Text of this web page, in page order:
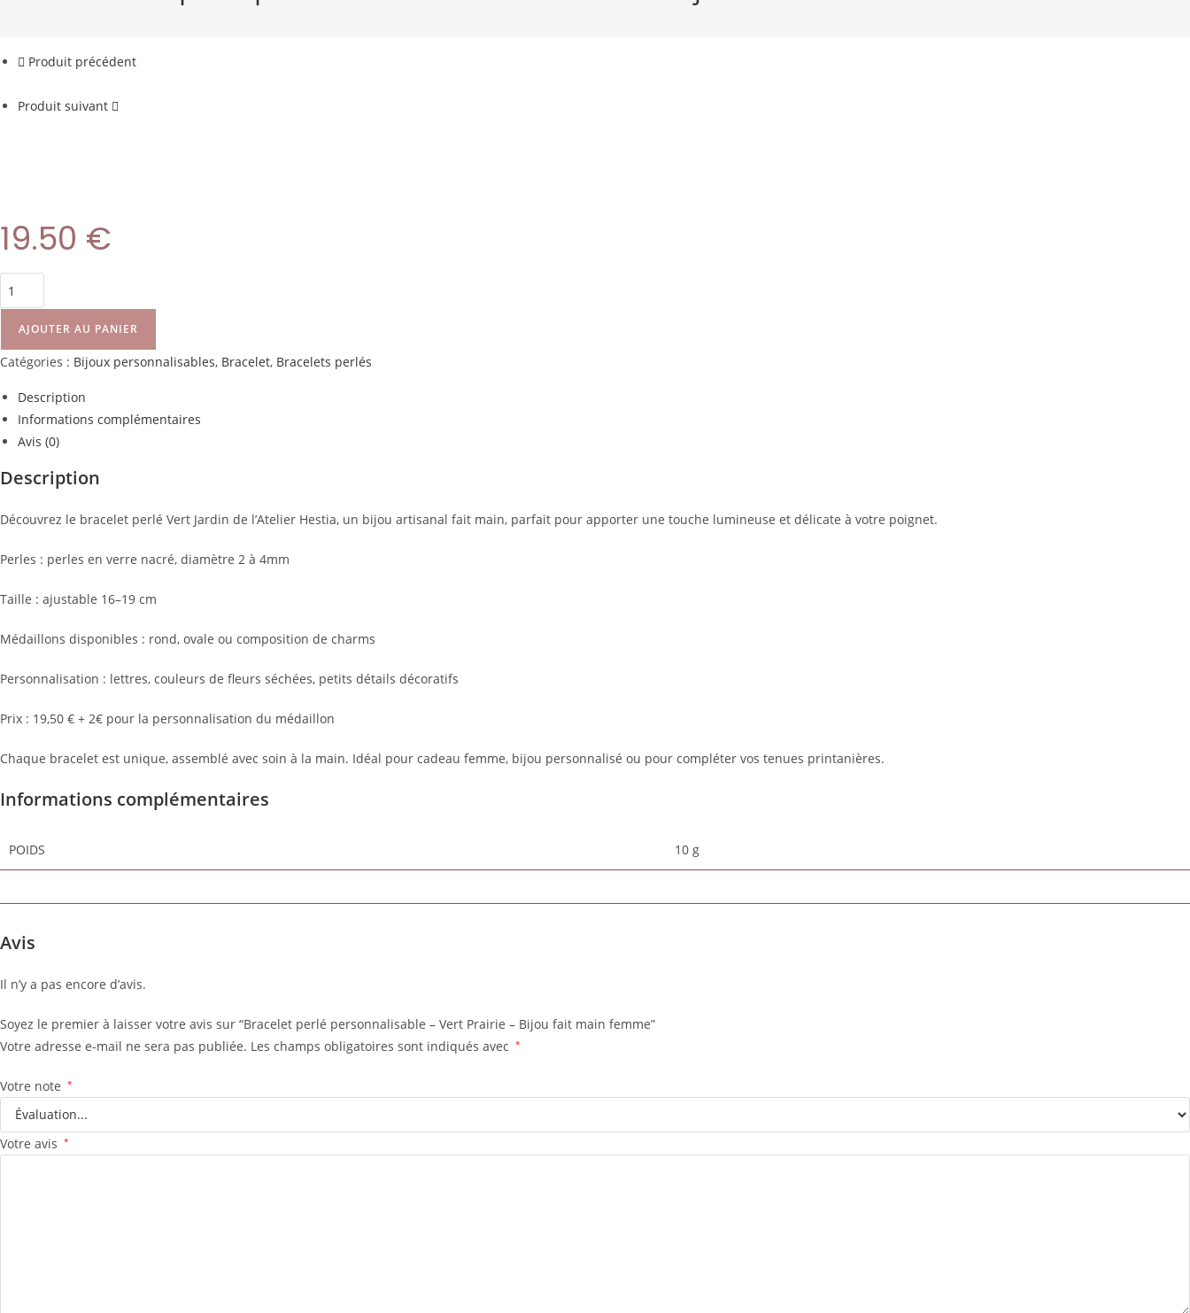
Produit précédent
Produit suivant
19.50 €
AJOUTER AU PANIER
Catégories : Bijoux personnalisables, Bracelet, Bracelets perlés
Description
Informations complémentaires
Avis (0)
Description
Découvrez le bracelet perlé Vert Jardin de l’Atelier Hestia, un bijou artisanal fait main, parfait pour apporter une touche lumineuse et délicate à votre poignet.
Perles : perles en verre nacré, diamètre 2 à 4mm
Taille : ajustable 16–19 cm
Médaillons disponibles : rond, ovale ou composition de charms
Personnalisation : lettres, couleurs de fleurs séchées, petits détails décoratifs
Prix : 19,50 € + 2€ pour la personnalisation du médaillon
Chaque bracelet est unique, assemblé avec soin à la main. Idéal pour cadeau femme, bijou personnalisé ou pour compléter vos tenues printanières.
Informations complémentaires
POIDS 10 g
Avis
Il n’y a pas encore d’avis.
Soyez le premier à laisser votre avis sur “Bracelet perlé personnalisable – Vert Prairie – Bijou fait main femme”
Votre adresse e-mail ne sera pas publiée. Les champs obligatoires sont indiqués avec *
Votre note *
Votre avis *